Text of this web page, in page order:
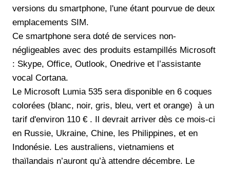
versions du smartphone, l'une étant pourvue de deux
emplacements SIM.
Ce smartphone sera doté de services non-
négligeables avec des produits estampillés Microsoft
: Skype, Office, Outlook, Onedrive et l’assistante
vocal Cortana.
Le Microsoft Lumia 535 sera disponible en 6 coques
colorées (blanc, noir, gris, bleu, vert et orange) à un
tarif d'environ 110 € . Il devrait arriver dès ce mois-ci
en Russie, Ukraine, Chine, les Philippines, et en
Indonésie. Les australiens, vietnamiens et
thaïlandais n’auront qu’à attendre décembre. Le